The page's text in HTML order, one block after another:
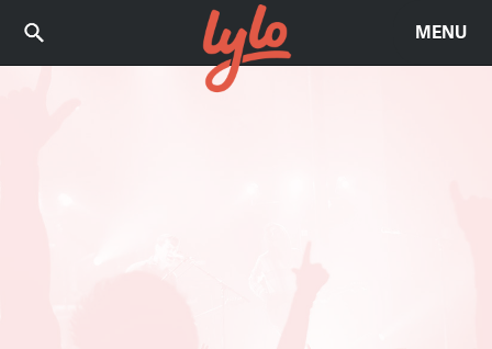
MENU